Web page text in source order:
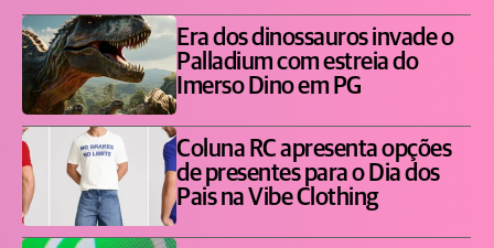
Era dos dinossauros invade o
Palladium com estreia do
Imerso Dino em PG
Coluna RC apresenta opções
de presentes para o Dia dos
Pais na Vibe Clothing